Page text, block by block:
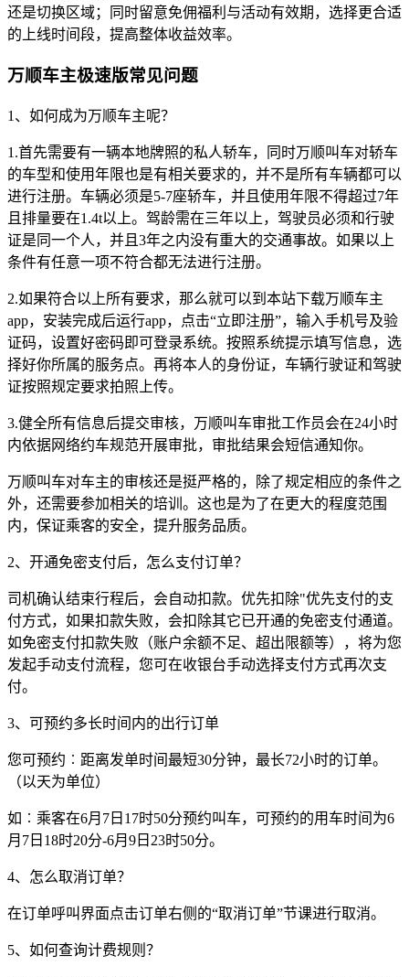
还是切换区域；同时留意免佣福利与活动有效期，选择更合适
的上线时间段，提高整体收益效率。
万顺车主极速版常见问题
1、如何成为万顺车主呢？
1.首先需要有一辆本地牌照的私人轿车，同时万顺叫车对轿车
的车型和使用年限也是有相关要求的，并不是所有车辆都可以
进行注册。车辆必须是5-7座轿车，并且使用年限不得超过7年
且排量要在1.4t以上。驾龄需在三年以上，驾驶员必须和行驶
证是同一个人，并且3年之内没有重大的交通事故。如果以上
条件有任意一项不符合都无法进行注册。
2.如果符合以上所有要求，那么就可以到本站下载万顺车主
app，安装完成后运行app，点击“立即注册”，输入手机号及验
证码，设置好密码即可登录系统。按照系统提示填写信息，选
择好你所属的服务点。再将本人的身份证，车辆行驶证和驾驶
证按照规定要求拍照上传。
3.健全所有信息后提交审核，万顺叫车审批工作员会在24小时
内依据网络约车规范开展审批，审批结果会短信通知你。
万顺叫车对车主的审核还是挺严格的，除了规定相应的条件之
外，还需要参加相关的培训。这也是为了在更大的程度范围
内，保证乘客的安全，提升服务品质。
2、开通免密支付后，怎么支付订单？
司机确认结束行程后，会自动扣款。优先扣除"优先支付的支
付方式，如果扣款失败，会扣除其它已开通的免密支付通道。
如免密支付扣款失败（账户余额不足、超出限额等），将为您
发起手动支付流程，您可在收银台手动选择支付方式再次支
付。
3、可预约多长时间内的出行订单
您可预约︰距离发单时间最短30分钟，最长72小时的订单。
（以天为单位）
如︰乘客在6月7日17时50分预约叫车，可预约的用车时间为6
月7日18时20分-6月9日23时50分。
4、怎么取消订单？
在订单呼叫界面点击订单右侧的“取消订单”节课进行取消。
5、如何查询计费规则？